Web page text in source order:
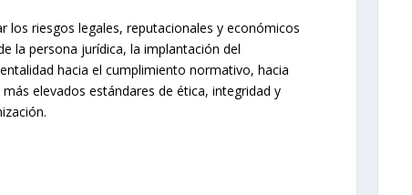
los riesgos legales, reputacionales y económicos
la persona jurídica, la implantación del
hacia el cumplimiento normativo, hacia
elevados estándares de ética, integridad y